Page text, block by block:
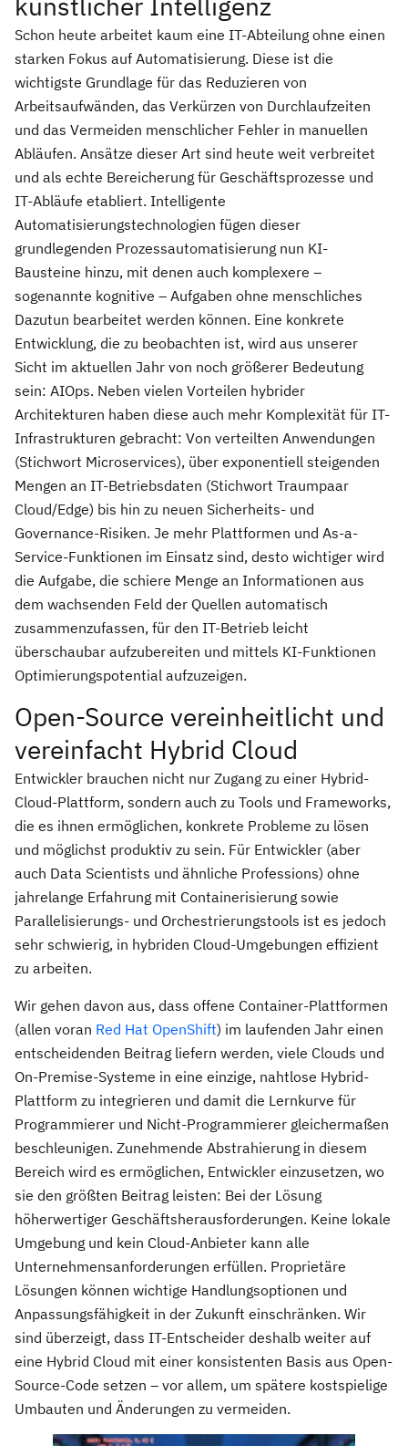
Schon heute arbeitet kaum eine IT-Abteilung ohne einen
starken Fokus auf Automatisierung. Diese ist die
wichtigste Grundlage für das Reduzieren von
Arbeitsaufwänden, das Verkürzen von Durchlaufzeiten
und das Vermeiden menschlicher Fehler in manuellen
Abläufen. Ansätze dieser Art sind heute weit verbreitet
und als echte Bereicherung für Geschäftsprozesse und
IT-Abläufe etabliert. Intelligente
Automatisierungstechnologien fügen dieser
grundlegenden Prozessautomatisierung nun KI-
Bausteine hinzu, mit denen auch komplexere –
sogenannte kognitive – Aufgaben ohne menschliches
Dazutun bearbeitet werden können. Eine konkrete
Entwicklung, die zu beobachten ist, wird aus unserer
Sicht im aktuellen Jahr von noch größerer Bedeutung
sein: AIOps. Neben vielen Vorteilen hybrider
Architekturen haben diese auch mehr Komplexität für IT-
Infrastrukturen gebracht: Von verteilten Anwendungen
(Stichwort Microservices), über exponentiell steigenden
Mengen an IT-Betriebsdaten (Stichwort Traumpaar
Cloud/Edge) bis hin zu neuen Sicherheits- und
Governance-Risiken. Je mehr Plattformen und As-a-
Service-Funktionen im Einsatz sind, desto wichtiger wird
die Aufgabe, die schiere Menge an Informationen aus
dem wachsenden Feld der Quellen automatisch
zusammenzufassen, für den IT-Betrieb leicht
überschaubar aufzubereiten und mittels KI-Funktionen
Optimierungspotential aufzuzeigen.
Open-Source vereinheitlicht und
vereinfacht Hybrid Cloud
Entwickler brauchen nicht nur Zugang zu einer Hybrid-
Cloud-Plattform, sondern auch zu Tools und Frameworks,
die es ihnen ermöglichen, konkrete Probleme zu lösen
und möglichst produktiv zu sein. Für Entwickler (aber
auch Data Scientists und ähnliche Professions) ohne
jahrelange Erfahrung mit Containerisierung sowie
Parallelisierungs- und Orchestrierungstools ist es jedoch
sehr schwierig, in hybriden Cloud-Umgebungen effizient
zu arbeiten.
Wir gehen davon aus, dass offene Container-Plattformen
(allen voran Red Hat OpenShift) im laufenden Jahr einen
entscheidenden Beitrag liefern werden, viele Clouds und
On-Premise-Systeme in eine einzige, nahtlose Hybrid-
Plattform zu integrieren und damit die Lernkurve für
Programmierer und Nicht-Programmierer gleichermaßen
beschleunigen. Zunehmende Abstrahierung in diesem
Bereich wird es ermöglichen, Entwickler einzusetzen, wo
sie den größten Beitrag leisten: Bei der Lösung
höherwertiger Geschäftsherausforderungen. Keine lokale
Umgebung und kein Cloud-Anbieter kann alle
Unternehmensanforderungen erfüllen. Proprietäre
Lösungen können wichtige Handlungsoptionen und
Anpassungsfähigkeit in der Zukunft einschränken. Wir
sind überzeigt, dass IT-Entscheider deshalb weiter auf
eine Hybrid Cloud mit einer konsistenten Basis aus Open-
Source-Code setzen – vor allem, um spätere kostspielige
Umbauten und Änderungen zu vermeiden.